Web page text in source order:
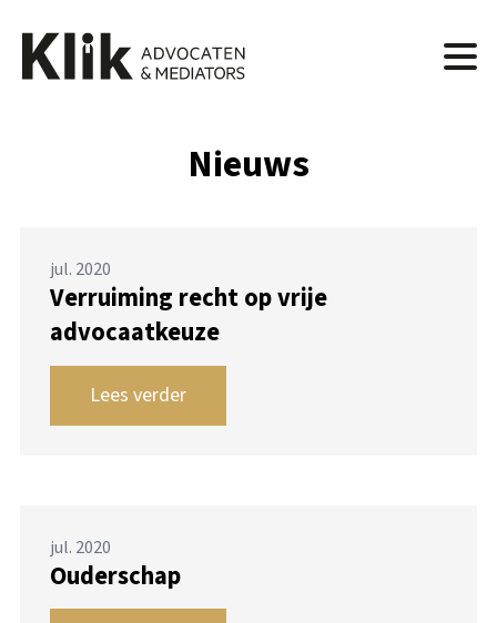
Nieuws
jul. 2020
Verruiming recht op vrije
advocaatkeuze
Lees verder
jul. 2020
Ouderschap